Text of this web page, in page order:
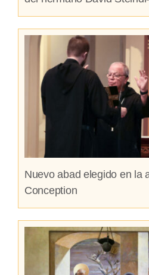
Nuevo abad elegido en la
Conception